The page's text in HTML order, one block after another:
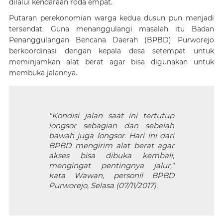
Putaran perekonomian warga kedua dusun pun menjadi
tersendat. Guna menanggulangi masalah itu Badan
Penanggulangan Bencana Daerah (BPBD) Purworejo
berkoordinasi dengan kepala desa setempat untuk
meminjamkan alat berat agar bisa digunakan untuk
membuka jalannya.
"Kondisi jalan saat ini tertutup
longsor sebagian dan sebelah
bawah juga longsor. Hari ini dari
BPBD mengirim alat berat agar
akses bisa dibuka kembali,
mengingat pentingnya jalur,"
kata Wawan, personil BPBD
Purworejo, Selasa (07/11/2017).